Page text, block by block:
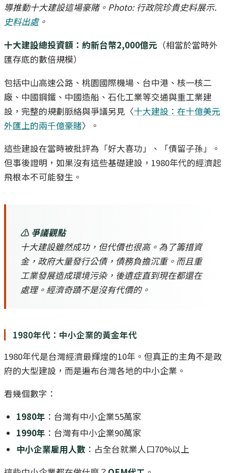
導推動十大建設這場豪賭。Photo: 行政院珍貴史料展示.
史料出處。
十大建設總投資額：約新台幣2,000億元 （相當於當時外
匯存底的數倍規模）
包括中山高速公路、桃園國際機場、台中港、核一核二
廠、中國鋼鐵、中國造船、石化工業等交通與重工業建
設，完整的規劃脈絡與爭議另見〈十大建設：在十億美元
外匯上的兩千億豪賭〉。
這些建設在當時被批評為「好大喜功」、「債留子孫」。
但事後證明，如果沒有這些基礎建設，1980年代的經濟起
飛根本不可能發生。
⚠️ 爭議觀點
十大建設雖然成功，但代價也很高。為了籌措資
金，政府大量發行公債，債務負擔沉重。而且重
工業發展造成環境污染，後遺症直到現在都還在
處理。經濟奇蹟不是沒有代價的。
1980年代：中小企業的黃金年代
1980年代是台灣經濟最輝煌的10年。但真正的主角不是政
府的大型建設，而是遍布台灣各地的中小企業。
看幾個數字：
1980年 ：台灣有中小企業55萬家
1990年 ：台灣有中小企業90萬家
中小企業雇用人數 ：占全台就業人口70%以上